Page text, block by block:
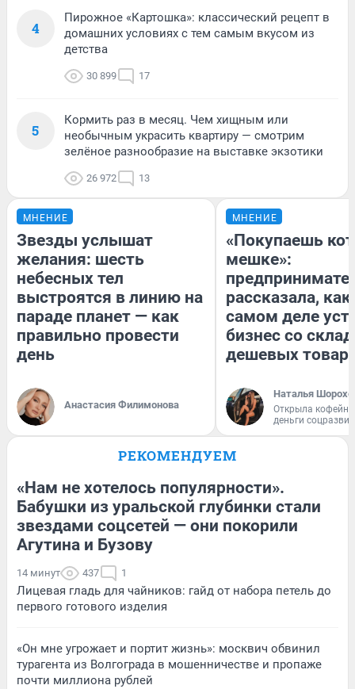
4
Пирожное «Картошка»: классический рецепт в
домашних условиях с тем самым вкусом из
детства
30 899 17
5
Кормить раз в месяц. Чем хищным или
необычным украсить квартиру — смотрим
зелёное разнообразие на выставке экзотики
26 972 13
МНЕНИЕ
Звезды услышат
желания: шесть
небесных тел
выстроятся в линию на
параде планет — как
правильно провести
день
Анастасия Филимонова
МНЕНИЕ
«Покупаешь
мешке»:
рассказала, как
самом деле
бизнес со
дешевых
Наталья
Открыла
деньги
РЕКОМЕНДУЕМ
«Нам не хотелось популярности».
Бабушки из уральской глубинки стали
звездами соцсетей — они покорили
Агутина и Бузову
14 минут 437 1
Лицевая гладь для чайников: гайд от набора петель до
первого готового изделия
«Он мне угрожает и портит жизнь»: москвич обвинил
турагента из Волгограда в мошенничестве и пропаже
почти миллиона рублей